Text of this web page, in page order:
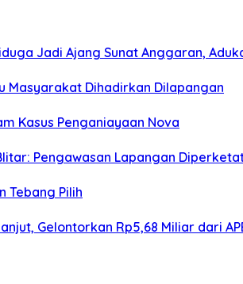
Jadi Ajang Sunat Anggaran,
Masyarakat Dihadirkan Dilapangan
Kasus Penganiayaan Nova
Pengawasan Lapangan
Tebang Pilih
Gelontorkan Rp5,68 Miliar dari